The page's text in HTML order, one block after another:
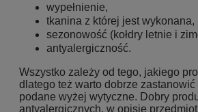
wypełnienie,
tkanina z której jest wykonana,
sezonowość (kołdry letnie i
antyalergiczność.
Wszystko zależy od tego, jakiego
dlatego też warto dobrze
podane wyżej wytyczne. Dobry
antyalergicznych, w opisie